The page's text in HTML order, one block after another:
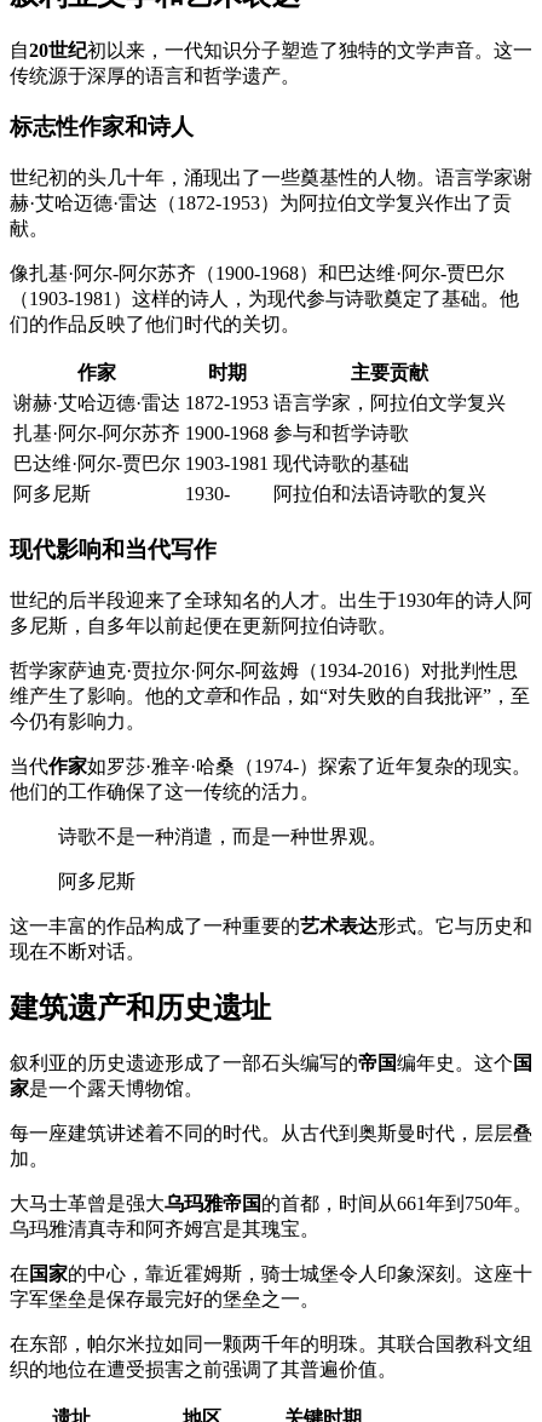
自20世纪初以来，一代知识分子塑造了独特的文学声音。这一
传统源于深厚的语言和哲学遗产。
标志性作家和诗人
世纪初的头几十年，涌现出了一些奠基性的人物。语言学家谢
赫·艾哈迈德·雷达（1872-1953）为阿拉伯文学复兴作出了贡
献。
像扎基·阿尔-阿尔苏齐（1900-1968）和巴达维·阿尔-贾巴尔
（1903-1981）这样的诗人，为现代参与诗歌奠定了基础。他
们的作品反映了他们时代的关切。
作家 时期
主要贡献
谢赫·艾哈迈德·雷达 1872-1953 语言学家，阿拉伯文学复兴
扎基·阿尔-阿尔苏齐 1900-1968 参与和哲学诗歌
巴达维·阿尔-贾巴尔 1903-1981 现代诗歌的基础
阿多尼斯
1930- 阿拉伯和法语诗歌的复兴
现代影响和当代写作
世纪的后半段迎来了全球知名的人才。出生于1930年的诗人阿
多尼斯，自多年以前起便在更新阿拉伯诗歌。
哲学家萨迪克·贾拉尔·阿尔-阿兹姆（1934-2016）对批判性思
维产生了影响。他的文章和作品，如“对失败的自我批评”，至
今仍有影响力。
当代作家如罗莎·雅辛·哈桑（1974-）探索了近年复杂的现实。
他们的工作确保了这一传统的活力。
诗歌不是一种消遣，而是一种世界观。
阿多尼斯
这一丰富的作品构成了一种重要的艺术表达形式。它与历史和
现在不断对话。
建筑遗产和历史遗址
叙利亚的历史遗迹形成了一部石头编写的帝国编年史。这个 国
家是一个露天博物馆。
每一座建筑讲述着不同的时代。从古代到奥斯曼时代，层层叠
加。
大马士革曾是强大乌玛雅帝国的首都，时间从661年到750年。
乌玛雅清真寺和阿齐姆宫是其瑰宝。
在 国家的中心，靠近霍姆斯，骑士城堡令人印象深刻。这座十
字军堡垒是保存最完好的堡垒之一。
在东部，帕尔米拉如同一颗两千年的明珠。其联合国教科文组
织的地位在遭受损害之前强调了其普遍价值。